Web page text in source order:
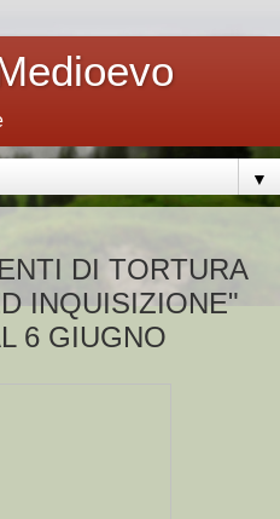
▼
DI TORTURA
INQUISIZIONE"
6 GIUGNO